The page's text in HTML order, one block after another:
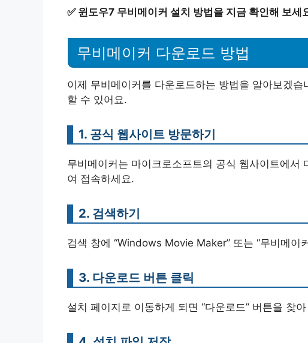
✅ 윈도우7 무비메이커 설치 방법을 지금 확인해 보세
무비메이커 다운로드 방법
이제 무비메이커를 다운로드하는 방법을 알아보겠
할 수 있어요.
1. 공식 웹사이트 방문하기
무비메이커는 마이크로소프트의 공식 웹사이트에서
여 접속하세요.
2. 검색하기
검색 창에 “Windows Movie Maker” 또는 “무비메이
3. 다운로드 버튼 클릭
설치 페이지로 이동하게 되면 “다운로드” 버튼을 찾